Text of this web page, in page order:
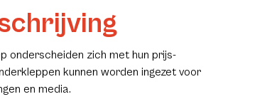
onderscheiden zich met hun prijs-
kunnen worden ingezet voor
en media.